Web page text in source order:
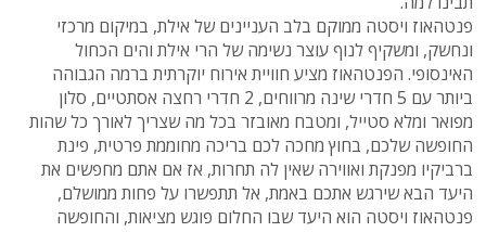
פנטהאוז ויסטה ממוקם בלב העניינים של אילת, במיקום מרכזי
ונחשק, ומשקיף לנוף עוצר נשימה של הרי אילת והים הכחול
האינסופי. הפנטהאוז מציע חוויית אירוח יוקרתית ברמה הגבוהה
ביותר עם 5 חדרי שינה מרווחים, 2 חדרי רחצה אסתטיים, סלון
מפואר ומלא סטייל, ומטבח מאובזר בכל מה שצריך לאורך כל שהות
החופשה שלכם, בחוץ מחכה לכם בריכה מחוממת פרטית, פינת
ברביקיו מפנקת ואווירה שאין לה תחרות, אז אם אתם מחפשים את
היעד הבא שירגש אתכם באמת, אל תתפשרו על פחות ממושלם,
פנטהאוז ויסטה הוא היעד שבו החלום פוגש מציאות, והחופשה